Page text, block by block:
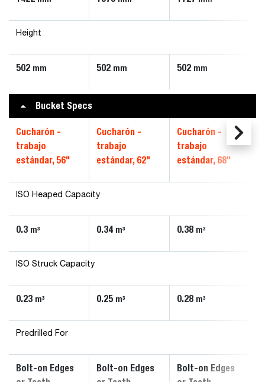
Height
502 mm 502 mm 502 mm
Bucket Specs
Cucharón -
trabajo
estándar, 56"
Cucharón -
trabajo
estándar, 62"
Cucharón -
trabajo
estándar, 68"
ISO Heaped Capacity
0.3 m³ 0.34 m³ 0.38 m³
ISO Struck Capacity
0.23 m³ 0.25 m³ 0.28 m³
Predrilled For
Bolt-on Edges
Bolt-on Edges
Bolt-on Edges